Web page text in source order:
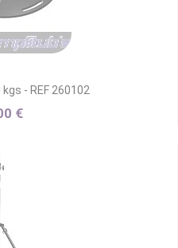
- REF 260102
€